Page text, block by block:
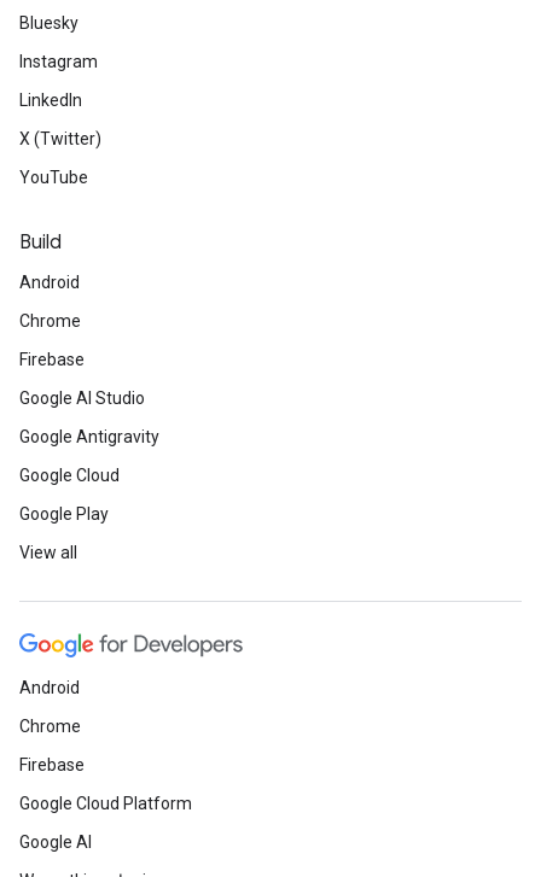
Bluesky
Instagram
LinkedIn
X (Twitter)
YouTube
Build
Android
Chrome
Firebase
Google AI Studio
Google Antigravity
Google Cloud
Google Play
View all
Android
Chrome
Firebase
Google Cloud Platform
Google AI